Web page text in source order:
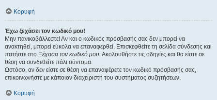
Κορυφή
Έχω ξεχάσει τον κωδικό μου!
Μην πανικοβάλλεστε! Αν και ο κωδικός πρόσβασής σας δεν μπορεί να
ανακτηθεί, μπορεί εύκολα να επαναφερθεί. Επισκεφθείτε τη σελίδα σύνδεσης και
πατήστε στο Ξέχασα τον κωδικό μου. Ακολουθήστε τις οδηγίες και θα είστε σε
θέση να συνδεθείτε πάλι σύντομα.
Ωστόσο, αν δεν είστε σε θέση να επαναφέρετε τον κωδικό πρόσβασής σας,
επικοινωνήστε με κάποιον διαχειριστή του συστήματος συζητήσεων.
Κορυφή